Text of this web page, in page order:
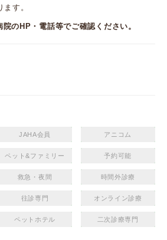
す。
のHP・電話等でご確認ください。
JAHA会員 アニコム
ペット&ファミリー 予約可能
救急・夜間 時間外診療
往診専門 オンライン診療
ペットホテル 二次診療専門